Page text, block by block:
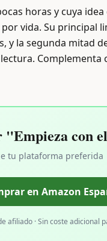
horas y cuya
vida. Su principal
y la segunda mitad
Complementa
con
tu plataforma preferida
en Amazon
afiliado · Sin coste adicional